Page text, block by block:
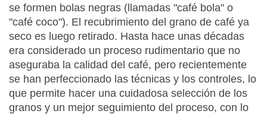
se formen bolas negras (llamadas "café bola" o
"café coco"). El recubrimiento del grano de café ya
seco es luego retirado. Hasta hace unas décadas
era considerado un proceso rudimentario que no
aseguraba la calidad del café, pero recientemente
se han perfeccionado las técnicas y los controles, lo
que permite hacer una cuidadosa selección de los
granos y un mejor seguimiento del proceso, con lo